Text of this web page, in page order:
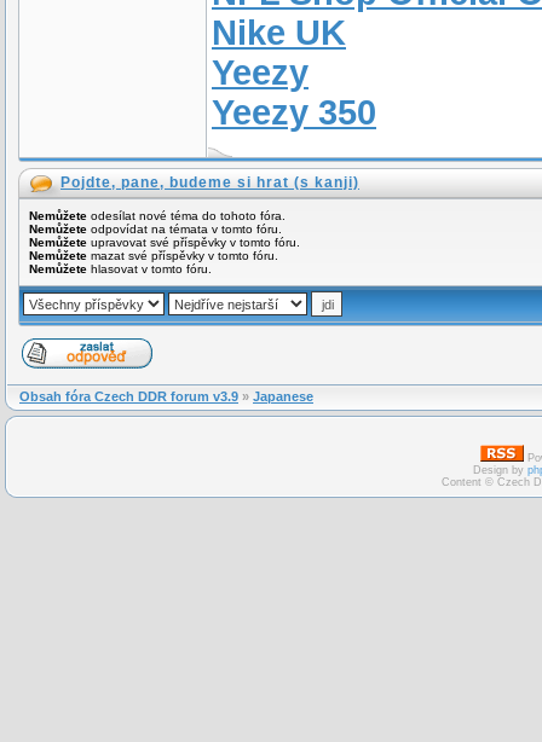
Nike UK
Yeezy
Yeezy 350
Pojdte, pane, budeme si hrat (s kanji)
Nemůžete odesílat nové téma do tohoto fóra.
Nemůžete odpovídat na témata v tomto fóru.
Nemůžete upravovat své příspěvky v tomto fóru.
Nemůžete mazat své příspěvky v tomto fóru.
Nemůžete hlasovat v tomto fóru.
Obsah fóra Czech DDR forum v3.9 » Japanese
Design by
Content © Czech